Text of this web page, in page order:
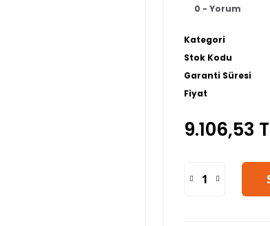
0 - Yorum
Kategori
Stok Kodu
Garanti Süresi
Fiyat
9.106,53